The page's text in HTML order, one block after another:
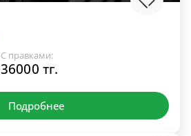
С правками:
36000 тг.
Подробнее